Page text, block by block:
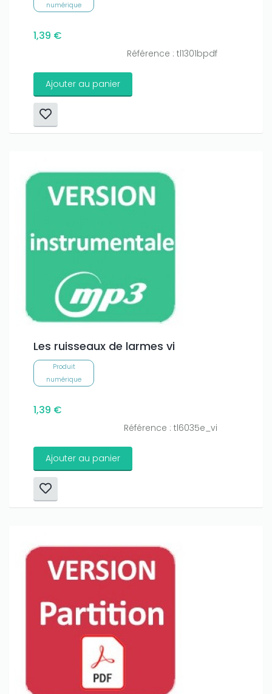
numérique
1,39 €
Référence : tl1301bpdf
Ajouter au panier
Les ruisseaux de larmes vi
Produit
numérique
1,39 €
Référence : tl6035e_vi
Ajouter au panier